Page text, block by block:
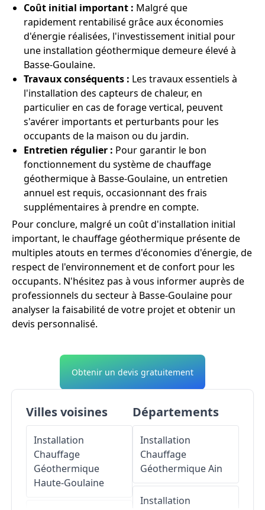
Coût initial important : Malgré que
rapidement rentabilisé grâce aux économies
d'énergie réalisées, l'investissement initial pour
une installation géothermique demeure élevé à
Basse-Goulaine.
Travaux conséquents : Les travaux essentiels à
l'installation des capteurs de chaleur, en
particulier en cas de forage vertical, peuvent
s'avérer importants et perturbants pour les
occupants de la maison ou du jardin.
Entretien régulier : Pour garantir le bon
fonctionnement du système de chauffage
géothermique à Basse-Goulaine, un entretien
annuel est requis, occasionnant des frais
supplémentaires à prendre en compte.
Pour conclure, malgré un coût d'installation initial
important, le chauffage géothermique présente de
multiples atouts en termes d'économies d'énergie, de
respect de l'environnement et de confort pour les
occupants. N'hésitez pas à vous informer auprès de
professionnels du secteur à Basse-Goulaine pour
analyser la faisabilité de votre projet et obtenir un
devis personnalisé.
Obtenir un devis gratuitement
Villes voisines
Installation
Chauffage
Géothermique
Haute-Goulaine
Départements
Installation
Chauffage
GéothermiqueAin
Installation